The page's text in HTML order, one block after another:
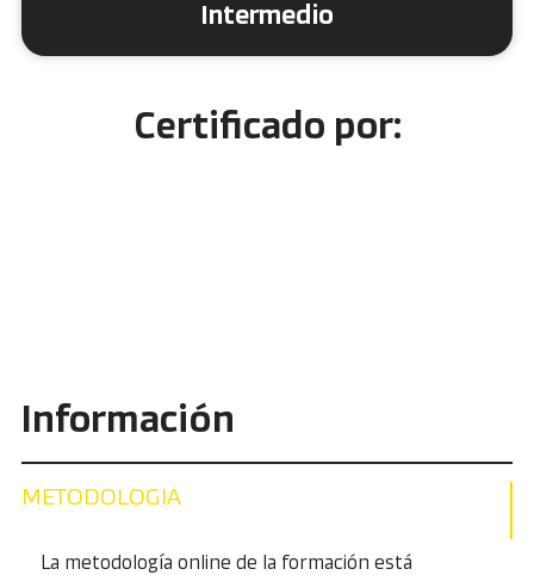
Intermedio
Certificado por:
Información
METODOLOGIA
La metodología online de la formación está